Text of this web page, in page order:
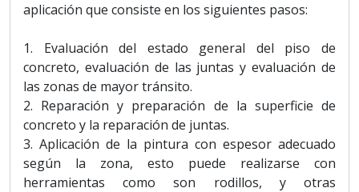
aplicación que consiste en los siguientes pasos:
1. Evaluación del estado general del piso de
concreto, evaluación de las juntas y evaluación de
las zonas de mayor tránsito.
2. Reparación y preparación de la superficie de
concreto y la reparación de juntas.
3. Aplicación de la pintura con espesor adecuado
según la zona, esto puede realizarse con
herramientas como son rodillos, y otras